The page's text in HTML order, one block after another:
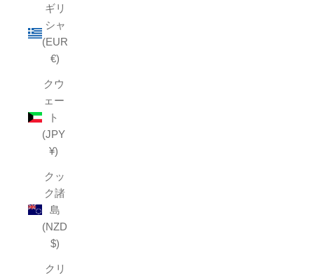
ギリ
シャ
(EUR
€)
クウ
ェー
ト
(JPY
¥)
クッ
ク諸
島
(NZD
$)
クリ